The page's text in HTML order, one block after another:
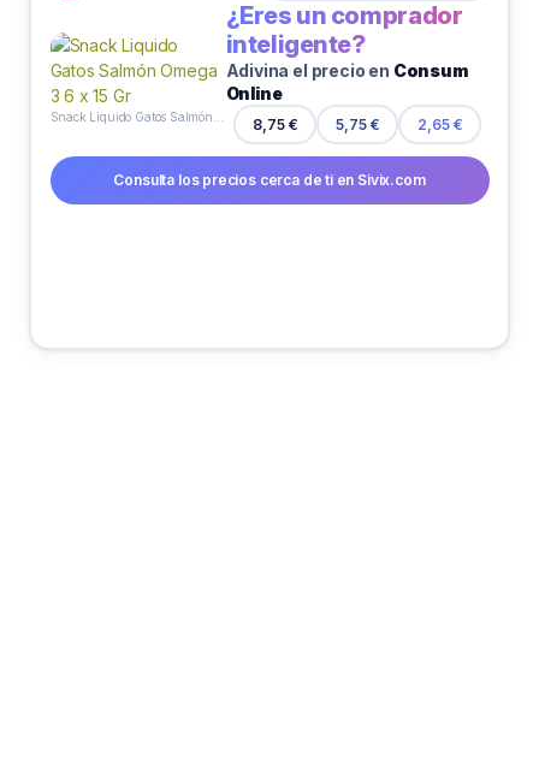
¿Eres un comprador
inteligente?
Adivina el precio en Consum
Online
8,75 € 5,75 € 2,65 €
Consulta los precios cerca de ti en Sivix.com